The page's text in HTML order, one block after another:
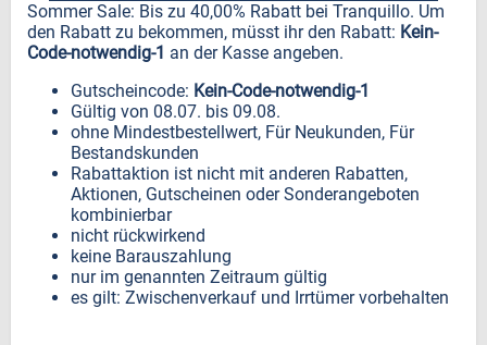
Sommer Sale: Bis zu 40,00% Rabatt bei Tranquillo. Um
den Rabatt zu bekommen, müsst ihr den Rabatt: Kein-
Code-notwendig-1 an der Kasse angeben.
Gutscheincode: Kein-Code-notwendig-1
Gültig von 08.07. bis 09.08.
ohne Mindestbestellwert, Für Neukunden, Für
Bestandskunden
Rabattaktion ist nicht mit anderen Rabatten,
Aktionen, Gutscheinen oder Sonderangeboten
kombinierbar
nicht rückwirkend
keine Barauszahlung
nur im genannten Zeitraum gültig
es gilt: Zwischenverkauf und Irrtümer vorbehalten